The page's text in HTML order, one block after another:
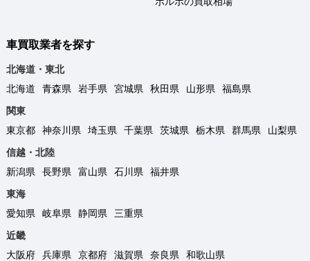
車買取業者を探す
北海道・東北
北海道
青森県 岩手県 宮城県 秋田県 山形県
福島県
関東
東京都
神奈川県 埼玉県 千葉県 茨城県 栃木県 群馬県
山梨県
信越・北陸
新潟県
長野県 富山県 石川県
福井県
東海
愛知県
岐阜県 静岡県
三重県
近畿
大阪府
兵庫県 京都府 滋賀県 奈良県
和歌山県